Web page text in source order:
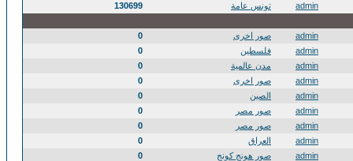
admin
تونس عامة 130699
admin صور اخرى
0
admin
فلسطين
0
admin
مدن عالمية
0
admin
صور اخرى
0
admin
الصين
0
admin
صور مصر
0
admin
صور مصر
0
admin
العراق
0
admin
صور هونج كونج
0